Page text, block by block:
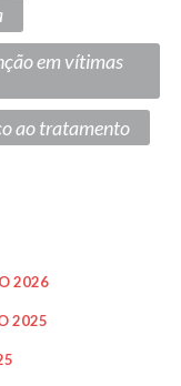
em vítimas
ao tratamento
2026
2025